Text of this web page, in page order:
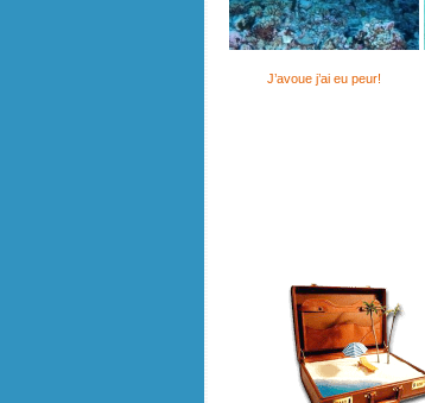
J’avoue j’ai eu peur!